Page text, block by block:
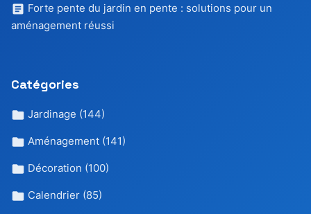
Forte pente du jardin en pente : solutions pour un
aménagement réussi
Catégories
Jardinage (144)
Aménagement (141)
Décoration (100)
Calendrier (85)